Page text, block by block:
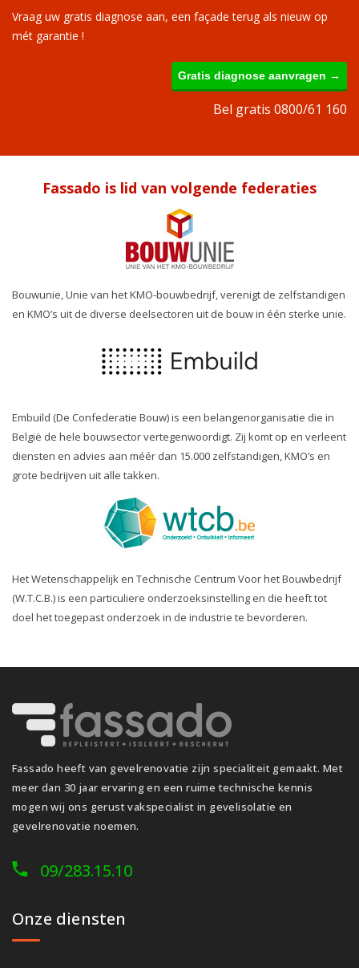
Vraag uw gratis diagnose aan, een façade terug als nieuw op
mét garantie !
Gratis diagnose aanvragen →
Bel gratis 0800/61 160
Fassado is lid van volgende federaties
Bouwunie, Unie van het KMO-bouwbedrijf, verenigt de zelfstandigen
en KMO’s uit de diverse deelsectoren uit de bouw in één sterke unie.
Embuild (De Confederatie Bouw) is een belangenorganisatie die in
België de hele bouwsector vertegenwoordigt. Zij komt op en verleent
diensten en advies aan méér dan 15.000 zelfstandigen, KMO’s en
grote bedrijven uit alle takken.
Het Wetenschappelijk en Technische Centrum Voor het Bouwbedrijf
(W.T.C.B.) is een particuliere onderzoeksinstelling en die heeft tot
doel het toegepast onderzoek in de industrie te bevorderen.
Fassado heeft van gevelrenovatie zijn specialiteit gemaakt. Met
meer dan 30 jaar ervaring en een ruime technische kennis
mogen wij ons gerust vakspecialist in gevelisolatie en
gevelrenovatie noemen.
09/283.15.10
Onze diensten